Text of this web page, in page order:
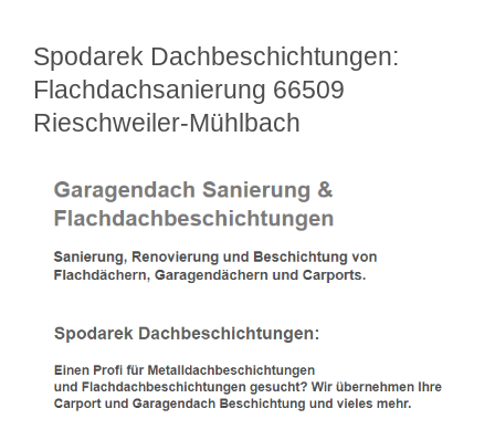
Spodarek Dachbeschichtungen:
Flachdachsanierung 66509
Rieschweiler-Mühlbach